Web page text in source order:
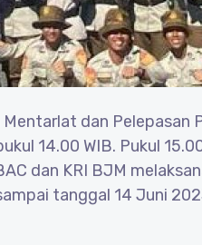
dan
14.00 WIB. Pukul
dan KRI BJM
tanggal 14 Juni